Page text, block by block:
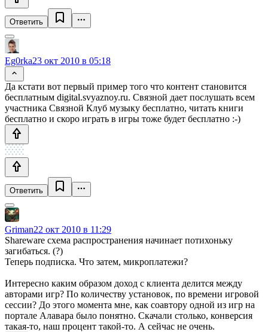
Ответить
Eg0rka23 окт 2010 в 05:18
Да кстати вот первый пример того что контент становится
бесплатным digital.svyaznoy.ru. Связной дает послушать всем
участника Связной Клуб музыку бесплатно, читать книги
бесплатно и скоро играть в игры тоже будет бесплатно :-)
Ответить
Griman22 окт 2010 в 11:29
Shareware схема распространения начинает потихоньку
загибаться. (?)
Теперь подписка. Что затем, микроплатежи?
Интересно каким образом доход с клиента делится между
авторами игр? По количеству установок, по времени игровой
сессии? До этого момента мне, как соавтору одной из игр на
портале Алавара было понятно. Скачали столько, конверсия
такая-то, наш процент такой-то. А сейчас не очень.